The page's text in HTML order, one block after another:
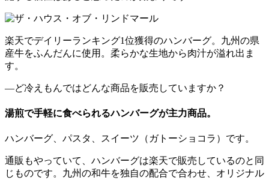
楽天でデイリーランキング1位獲得のハンバーグ。九州の県
産牛をふんだんに使用。柔らかな生地から肉汁が溢れ出ま
す。
―ど冷えもんではどんな商品を販売していますか？
湯煎で手軽に食べられるハンバーグが主力商品。
ハンバーグ、パスタ、スイーツ（ガトーショコラ）です。
通販もやっていて、ハンバーグは楽天で販売しているのと同
じものです。九州の和牛を独自の配合で合わせ、オリジナル